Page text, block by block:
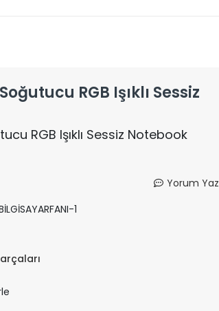
RGB Işıklı Sessiz
RGB Işıklı Sessiz Notebook
Yorum Yaz
1